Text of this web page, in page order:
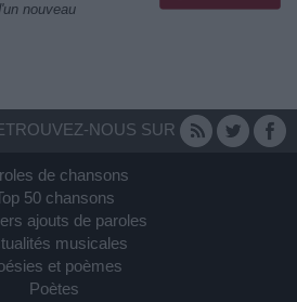
nouveau
NOUS SUR
de chansons
50 chansons
ajouts de paroles
musicales
et poèmes
Poètes